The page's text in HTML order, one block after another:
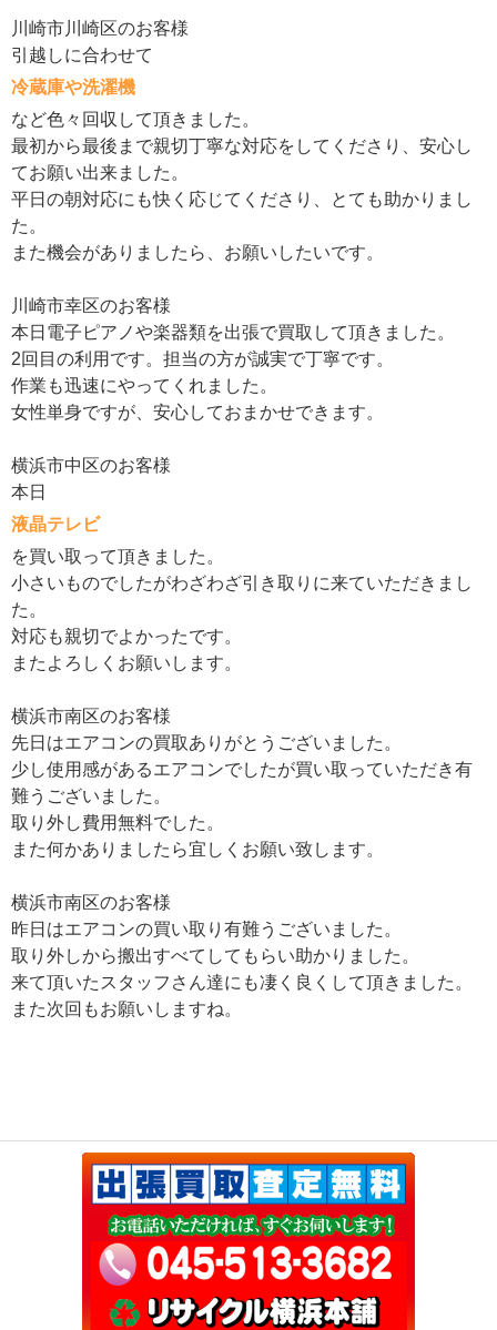
川崎市川崎区のお客様
引越しに合わせて
冷蔵庫や洗濯機
など色々回収して頂きました。
最初から最後まで親切丁寧な対応をしてくださり、安心し
てお願い出来ました。
平日の朝対応にも快く応じてくださり、とても助かりまし
た。
また機会がありましたら、お願いしたいです。
川崎市幸区のお客様
本日電子ピアノや楽器類を出張で買取して頂きました。
2回目の利用です。担当の方が誠実で丁寧です。
作業も迅速にやってくれました。
女性単身ですが、安心しておまかせできます。
横浜市中区のお客様
本日
液晶テレビ
を買い取って頂きました。
小さいものでしたがわざわざ引き取りに来ていただきまし
た。
対応も親切でよかったです。
またよろしくお願いします。
横浜市南区のお客様
先日はエアコンの買取ありがとうございました。
少し使用感があるエアコンでしたが買い取っていただき有
難うございました。
取り外し費用無料でした。
また何かありましたら宜しくお願い致します。
横浜市南区のお客様
昨日はエアコンの買い取り有難うございました。
取り外しから搬出すべてしてもらい助かりました。
来て頂いたスタッフさん達にも凄く良くして頂きました。
また次回もお願いしますね。